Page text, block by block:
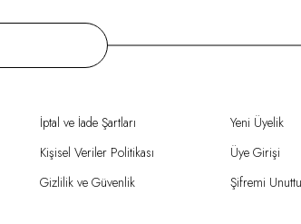
İptal ve İade Şartları
Kişisel Veriler Politikası
Gizlilik ve Güvenlik
Yeni Üyelik
Üye Girişi
Şifremi